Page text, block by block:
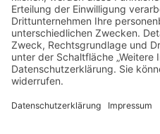
Impressum
Datenschutzerklärung
Mitgliederbereich
Facebook
Instagram
Umsetzung:
Suche